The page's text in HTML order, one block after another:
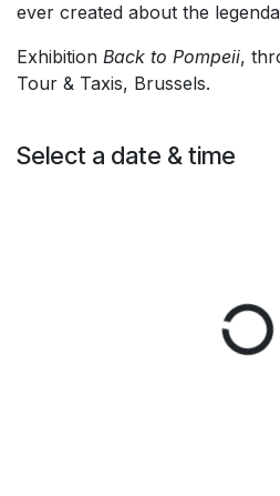
ever created about the
Exhibition Back to Pompeii,
Tour & Taxis, Brussels.
Select a date & time